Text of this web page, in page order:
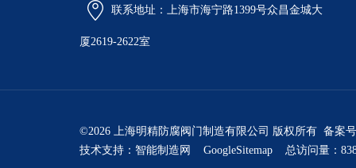
联系地址：上海市海宁路1399号众昌金城大
厦2619-2622室
©2026 上海明精防腐阀门制造有限公司 版权所有 备案
技术支持： 智能制造网 GoogleSitemap 总访问量：